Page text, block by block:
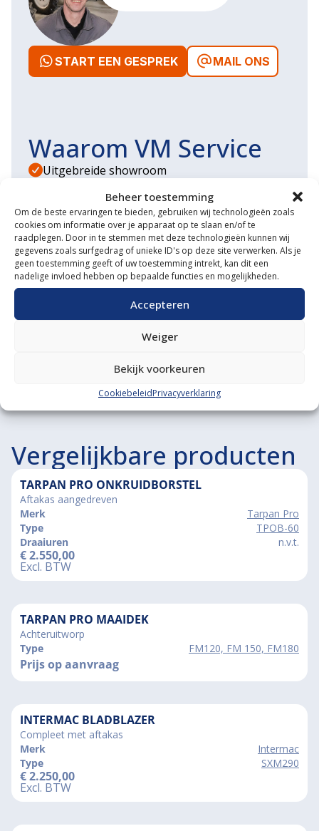
Beheer toestemming
Om de beste ervaringen te bieden, gebruiken wij technologieën zoals
cookies om informatie over je apparaat op te slaan en/of te
raadplegen. Door in te stemmen met deze technologieën kunnen wij
gegevens zoals surfgedrag of unieke ID's op deze site verwerken. Als je
geen toestemming geeft of uw toestemming intrekt, kan dit een
nadelige invloed hebben op bepaalde functies en mogelijkheden.
Accepteren
Weiger
Bekijk voorkeuren
CookiebeleidPrivacyverklaring
START EEN GESPREK MAIL ONS
Waarom VM Service
Uitgebreide showroom
Eigen transportservice
Gespecialiseerde werkplaats
Diverse aanbouwwerktuigen
Grote voorraad minitrekkers
Grootste in kleine tractoren
Vergelijkbare producten
TARPAN PRO ONKRUIDBORSTEL
Aftakas aangedreven
Merk
Tarpan Pro
Type
TPOB-60
Draaiuren
n.v.t.
€2.550,00
Excl. BTW
TARPAN PRO MAAIDEK
Achteruitworp
Type
FM120, FM 150, FM180
Prijs op aanvraag
INTERMAC BLADBLAZER
Compleet met aftakas
Merk
Intermac
Type
SXM290
€2.250,00
Excl. BTW